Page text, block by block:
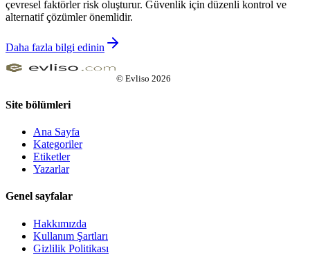
çevresel faktörler risk oluşturur. Güvenlik için düzenli kontrol ve
alternatif çözümler önemlidir.
Daha fazla bilgi edinin
© Evliso 2026
Site bölümleri
Ana Sayfa
Kategoriler
Etiketler
Yazarlar
Genel sayfalar
Hakkımızda
Kullanım Şartları
Gizlilik Politikası